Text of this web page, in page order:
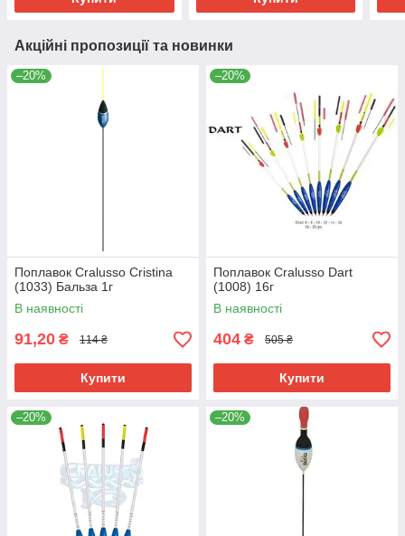
Акційні пропозиції та новинки
–20%
Поплавок Cralusso Cristina
(1033) Бальза 1г
В наявності
91,20 ₴ 114 ₴
Купити
–20%
Поплавок Cralusso Dart
(1008) 16г
В наявності
404 ₴ 505 ₴
Купити
–20% –20%